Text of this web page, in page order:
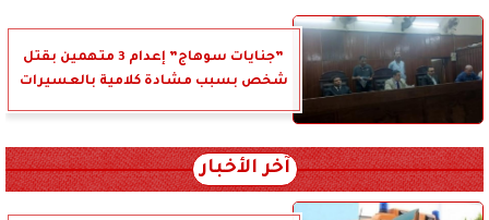
”جنايات سوهاج” إعدام 3 متهمين بقتل
شخص بسبب مشادة كلامية بالعسيرات
آخر الأخبار